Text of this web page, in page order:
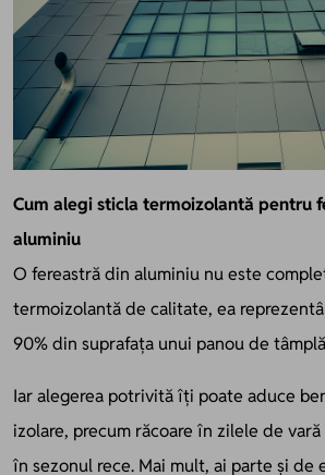
Cum alegi sticla termoizolantă pentru
aluminiu
O fereastră din aluminiu nu este
termoizolantă de calitate, ea
90% din suprafața unui panou de
Iar alegerea potrivită îți poate aduce
izolare, precum răcoare în zilele de
în sezonul rece. Mai mult, ai parte și